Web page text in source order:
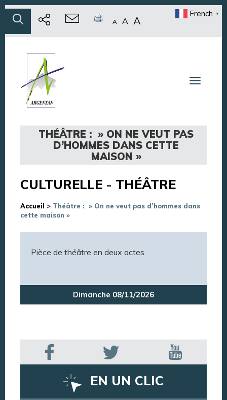
A A A
French ▼
Toggle
THÉÂTRE : » ON NE VEUT PAS
D’HOMMES DANS CETTE
MAISON »
CULTURELLE - THÉÂTRE
Accueil > Théâtre : » On ne veut pas d’hommes dans
cette maison »
Pièce de théâtre en deux actes.
Dimanche 08/11/2026
EN UN CLIC